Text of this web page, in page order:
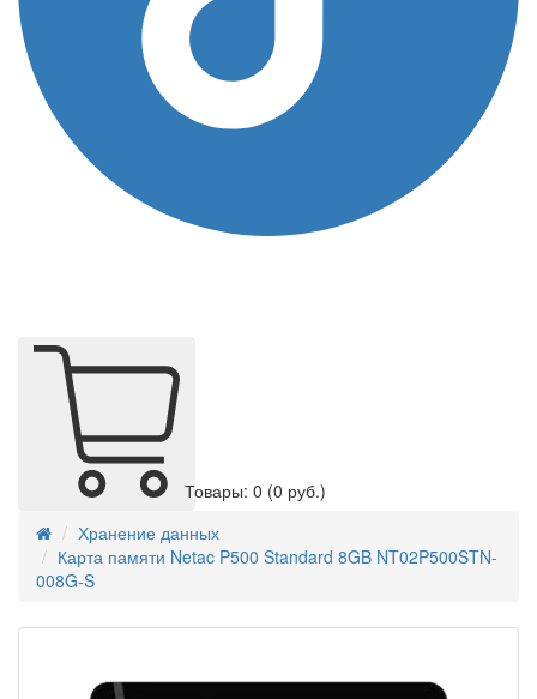
Товары: 0 (0 руб.)
Хранение данных
Карта памяти Netac P500 Standard 8GB NT02P500STN-
008G-S